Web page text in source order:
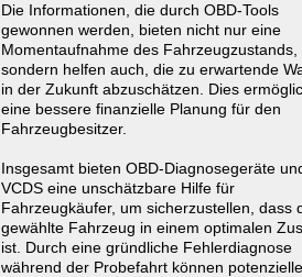
Die Informationen, die durch OBD-Tools
gewonnen werden, bieten nicht nur eine
Momentaufnahme des Fahrzeugzustands,
sondern helfen auch, die zu erwartende
in der Zukunft abzuschätzen. Dies
eine bessere finanzielle Planung für den
Fahrzeugbesitzer.
Insgesamt bieten OBD-Diagnosegeräte
VCDS eine unschätzbare Hilfe für
Fahrzeugkäufer, um sicherzustellen, dass
gewählte Fahrzeug in einem optimalen
ist. Durch eine gründliche Fehlerdiagnose
während der Probefahrt können potenzielle